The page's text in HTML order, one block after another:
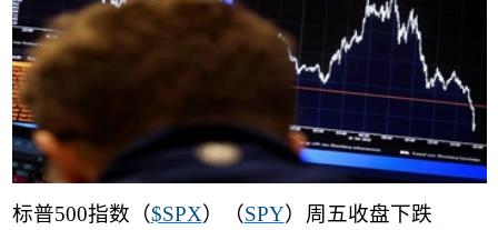
标普500指数（$SPX）（SPY）周五收盘下跌